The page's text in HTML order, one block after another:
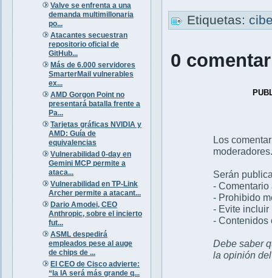
Valve se enfrenta a una
demanda multimillonaria
po...
Atacantes secuestran
repositorio oficial de
GitHub...
Más de 6.000 servidores
SmarterMail vulnerables
ex...
AMD Gorgon Point no
presentará batalla frente a
Pa...
Tarjetas gráficas NVIDIA y
AMD: Guía de
equivalencias
Vulnerabilidad 0-day en
Gemini MCP permite a
ataca...
Vulnerabilidad en TP-Link
Archer permite a atacant...
Dario Amodei, CEO
Anthropic, sobre el incierto
fut...
ASML despedirá
empleados pese al auge
de chips de ...
El CEO de Cisco advierte:
“la IA será más grande q...
Etiquetas:
0
Los
moderadores.
Serán
- Comentario
- Prohibido
- Evite incluir
- Contenidos
Debe saber
la opinión